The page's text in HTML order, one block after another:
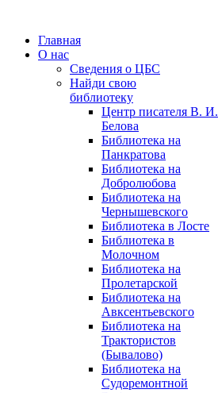
Главная
О нас
Сведения о ЦБС
Найди свою
библиотеку
Центр писателя В. И.
Белова
Библиотека на
Панкратова
Библиотека на
Добролюбова
Библиотека на
Чернышевского
Библиотека в Лосте
Библиотека в
Молочном
Библиотека на
Пролетарской
Библиотека на
Авксентьевского
Библиотека на
Трактористов
(Бывалово)
Библиотека на
Судоремонтной